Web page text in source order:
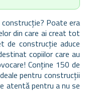
Poate era
din care ai creat tot
de construcție aduce
copiilor care au
Conține 150 de
pentru construcții
atentă pentru a nu se